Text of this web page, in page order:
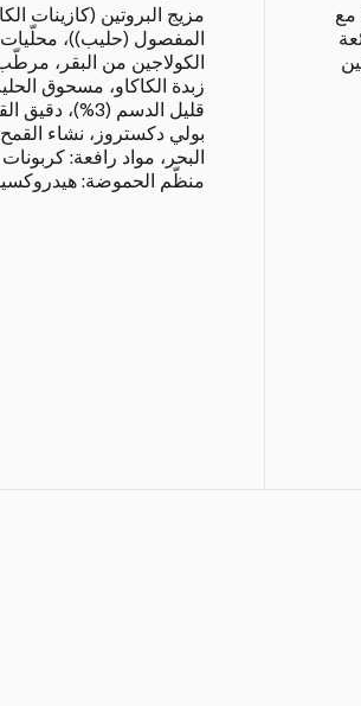
مع
مزيج البروتين (كازينات
المفصول (حليب))، محلّيات:
الكولاجين من البقر،
زبدة الكاكاو، مسحوق
قليل الدسم
بولي دكستروز، نشاء
البحر، مواد رافعة:
منظّم الحموضة: